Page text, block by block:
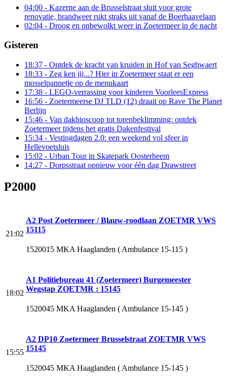
04:00 - Kazerne aan de Brusselstraat sluit voor grote
renovatie, brandweer rukt straks uit vanaf de Boerhaavelaan
02:04 - Droog en onbewolkt weer in Zoetermeer in de nacht
Gisteren
18:37 - Ontdek de kracht van kruiden in Hof van Seghwaert
18:33 - Zeg ken jij...? Hier in Zoetermeer staat er een
mosselpannetje op de menukaart
17:38 - LEGO-verrassing voor kinderen VoorleesExpress
16:56 - Zoetermeerse DJ TLD (12) draait op Rave The Planet
Berlijn
15:46 - Van dakbioscoop tot torenbeklimming: ontdek
Zoetermeer tijdens het gratis Dakenfestival
15:34 - Vestingdagen 2.0: een weekend vol sfeer in
Hellevoetsluis
15:02 - Urban Tour in Skatepark Oosterheem
14:27 - Dorpsstraat opnieuw voor één dag Drawstreet
P2000
21:02
A2 Post Zoetermeer / Blauw-roodlaan ZOETMR VWS
15115
1520015 MKA Haaglanden ( Ambulance 15-115 )
18:02
A1 Politiebureau 41 (Zoetermeer) Burgemeester
Wegstap ZOETMR : 15145
1520045 MKA Haaglanden ( Ambulance 15-145 )
15:55
A2 DP10 Zoetermeer Brusselstraat ZOETMR VWS
15145
1520045 MKA Haaglanden ( Ambulance 15-145 )